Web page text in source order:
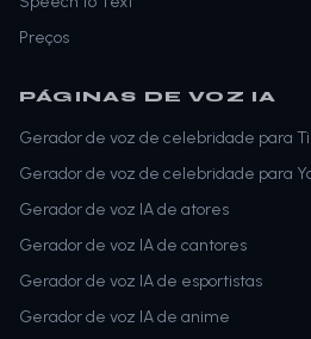
Preços
PÁGINAS DE VOZ IA
Gerador de voz de celebridade para
Gerador de voz de celebridade para
Gerador de voz IA de atores
Gerador de voz IA de cantores
Gerador de voz IA de esportistas
Gerador de voz IA de anime